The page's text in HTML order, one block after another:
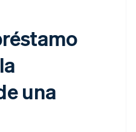
una